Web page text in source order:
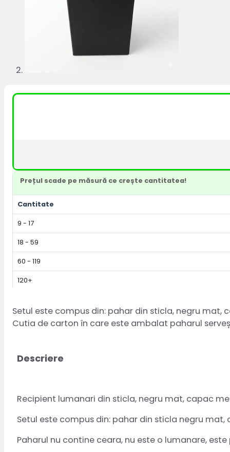
Prețul scade pe măsură ce crește cantitatea!
Cantitate
9 - 17
18 - 59
60 - 119
120+
Setul este compus din: pahar din sticla, negru
Cutia de carton în care este ambalat paharul
Descriere
Recipient lumanari din sticla, negru mat, capac
Setul este compus din: pahar din sticla negru
Paharul nu contine ceara, nu este o lumanare,